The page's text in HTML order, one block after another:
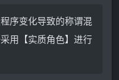
序变化导致的称谓混
用【实质角色】进行